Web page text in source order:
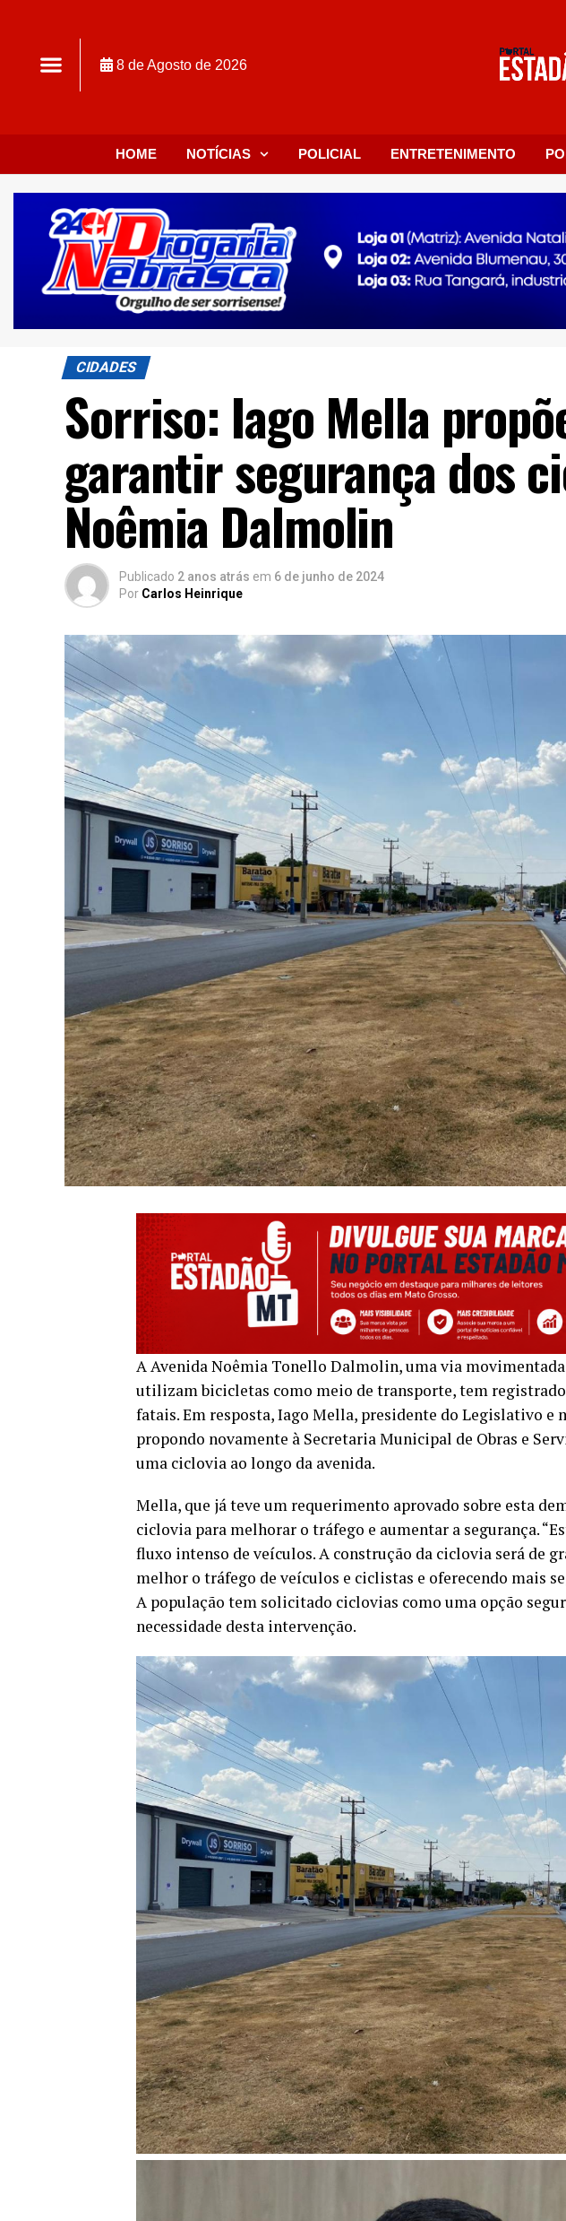
8 de Agosto de 2026
HOME NOTÍCIAS POLICIAL ENTRETENIMENTO
CIDADES
Sorriso: Iago Mella
garantir segurança dos
Noêmia Dalmolin
Publicado 2 anos atrás em 6 de junho de 2024
Por Carlos Heinrique
A Avenida Noêmia Tonello Dalmolin, uma via
utilizam bicicletas como meio de transporte, tem
fatais. Em resposta, Iago Mella, presidente do Legislativo e
propondo novamente à Secretaria Municipal de Obras e
uma ciclovia ao longo da avenida.
Mella, que já teve um requerimento aprovado sobre esta
ciclovia para melhorar o tráfego e aumentar a segurança.
fluxo intenso de veículos. A construção da ciclovia será de
melhor o tráfego de veículos e ciclistas e oferecendo mais
A população tem solicitado ciclovias como uma opção
necessidade desta intervenção.